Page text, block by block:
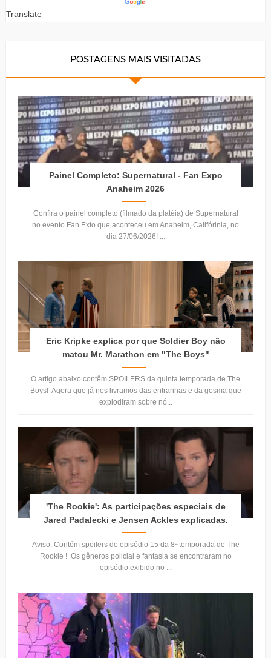
Translate
POSTAGENS MAIS VISITADAS
Painel Completo: Supernatural - Fan Expo
Anaheim 2026
Confira o painel completo (filmado da platéia) de Supernatural
no evento Fan Exto que aconteceu em Anaheim, Califórinia, no
dia 27/06/2026! ...
Eric Kripke explica por que Soldier Boy não
matou Mr. Marathon em "The Boys"
O artigo abaixo contêm SPOILERS da quinta temporada de The
Boys! Agora que já nos livramos das entranhas e da gosma que
explodiram sobre nó...
'The Rookie': As participações especiais de
Jared Padalecki e Jensen Ackles explicadas.
Aviso: Contém spoilers do episódio 15 da 8ª temporada de The
Rookie ! Os gêneros policial e fantasia se encontraram no
episódio exibido no ...